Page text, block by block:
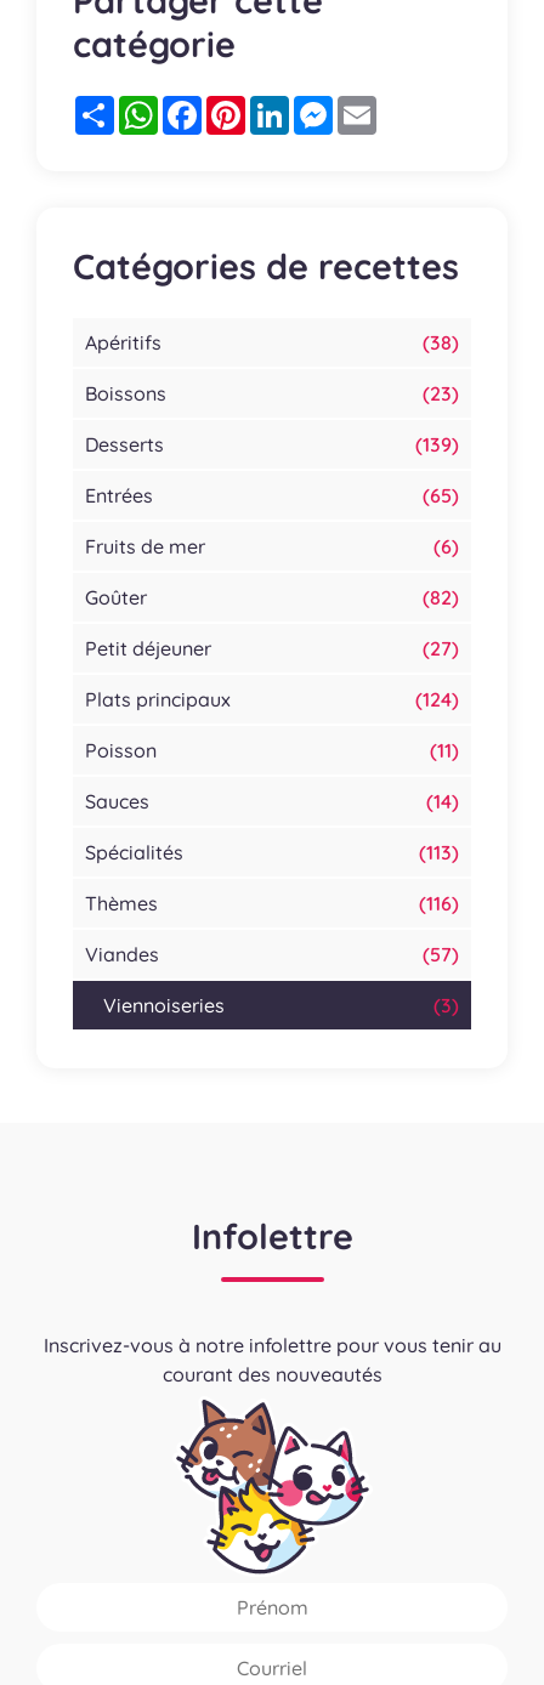
catégorie
PartagerWhatsApp
FacebookPinterestLinkedInMessenger
Catégories de recettes
Apéritifs (38)
Boissons (23)
Desserts (139)
Entrées (65)
Fruits de mer (6)
Goûter (82)
Petit déjeuner (27)
Plats principaux (124)
Poisson (11)
Sauces (14)
Spécialités (113)
Thèmes (116)
Viandes (57)
Viennoiseries (3)
Infolettre
Inscrivez-vous à notre infolettre pour vous tenir au
courant des nouveautés